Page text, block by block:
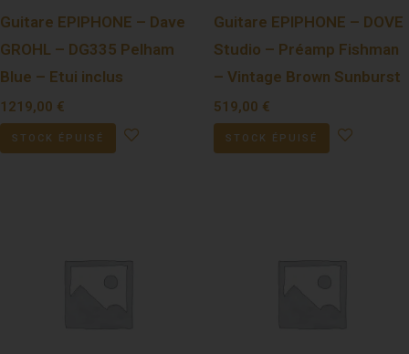
Guitare EPIPHONE – Dave
GROHL – DG335 Pelham
Blue – Etui inclus
1219,00 €
STOCK ÉPUISÉ
Guitare EPIPHONE – DOVE
Studio – Préamp Fishman
– Vintage Brown Sunburst
519,00 €
STOCK ÉPUISÉ